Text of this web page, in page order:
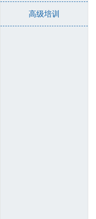
高级培训